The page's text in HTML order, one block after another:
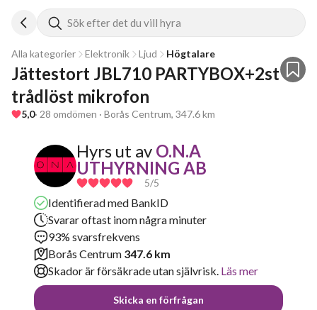
Sök efter det du vill hyra
Alla kategorier Elektronik Ljud Högtalare
Jättestort JBL710 PARTYBOX+2st
trådlöst mikrofon
5,0· 28 omdömen · Borås Centrum, 347.6 km
Hyrs ut av O.N.A
UTHYRNING AB
5/5
Identifierad med BankID
Svarar oftast inom några minuter
93% svarsfrekvens
Borås Centrum 347.6 km
Skador är försäkrade utan självrisk. Läs mer
Skicka en förfrågan